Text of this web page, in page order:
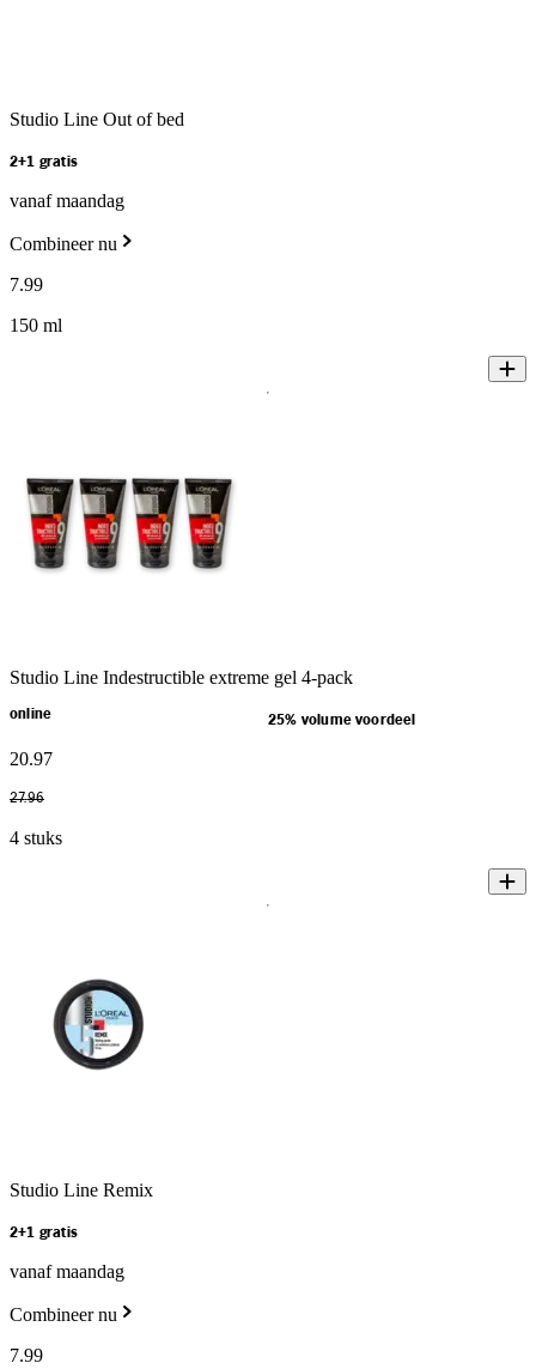
Studio Line Out of bed
2+1 gratis
vanaf maandag
Combineer nu
7.99
150 ml
Studio Line Indestructible extreme gel 4-pack
online 25% volume voordeel
20.97
27.96
4 stuks
Studio Line Remix
2+1 gratis
vanaf maandag
Combineer nu
7.99